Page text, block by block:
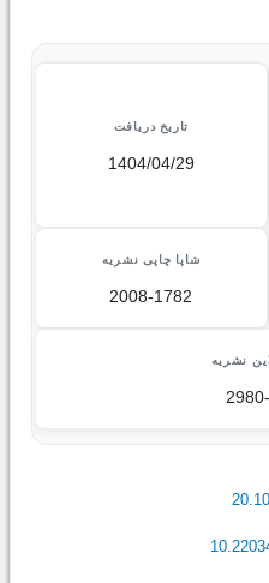
تاریخ دریافت
1404/04/29
شاپا چاپی نشریه
2008-1782
نشریه